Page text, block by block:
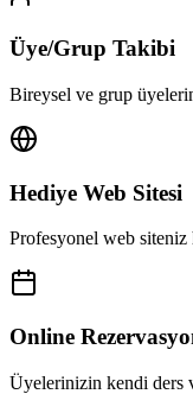
Üye/Grup Takibi
Bireysel ve grup
Hediye Web Sitesi
Profesyonel web siteniz
Online
Üyelerinizin kendi ders